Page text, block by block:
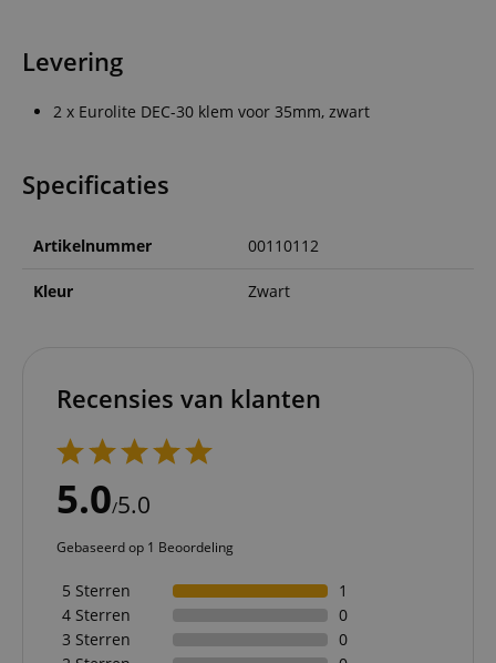
Levering
2 x Eurolite DEC-30 klem voor 35mm, zwart
Specificaties
Artikelnummer 00110112
Kleur Zwart
Recensies van klanten
5.0/5.0
Gebaseerd op 1 Beoordeling
5 Sterren
1
4 Sterren
0
3 Sterren
0